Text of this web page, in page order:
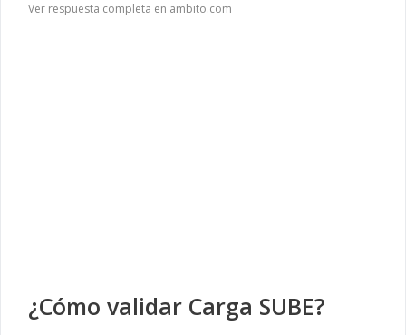
Ver respuesta completa en ambito.com
¿Cómo validar Carga SUBE?